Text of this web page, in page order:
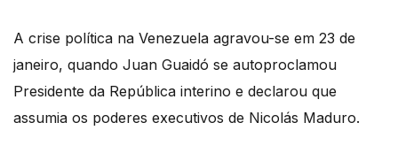
A crise política na Venezuela agravou-se em 23 de
janeiro, quando Juan Guaidó se autoproclamou
Presidente da República interino e declarou que
assumia os poderes executivos de Nicolás Maduro.